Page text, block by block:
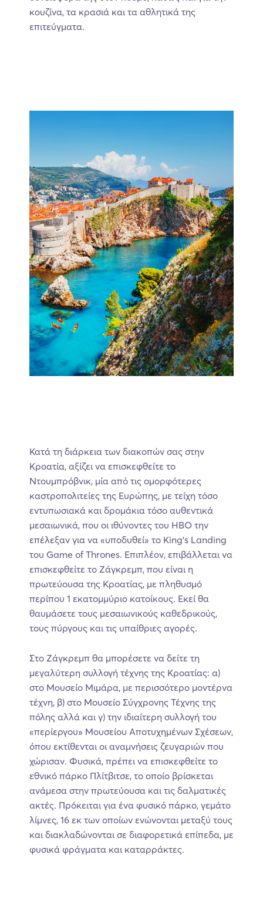
κουζίνα, τα κρασιά και τα αθλητικά της
επιτεύγματα.
Κατά τη διάρκεια των διακοπών σας στην
Κροατία, αξίζει να επισκεφθείτε το
Ντουμπρόβνικ, μία από τις ομορφότερες
καστροπολιτείες της Ευρώπης, με τείχη τόσο
εντυπωσιακά και δρομάκια τόσο αυθεντικά
μεσαιωνικά, που οι ιθύνοντες του HBO την
επέλεξαν για να «υποδυθεί» το King’s Landing
του Game of Thrones. Επιπλέον, επιβάλλεται να
επισκεφθείτε το Ζάγκρεμπ, που είναι η
πρωτεύουσα της Κροατίας, με πληθυσμό
περίπου 1 εκατομμύριο κατοίκους. Εκεί θα
θαυμάσετε τους μεσαιωνικούς καθεδρικούς,
τους πύργους και τις υπαίθριες αγορές.
Στο Ζάγκρεμπ θα μπορέσετε να δείτε τη
μεγαλύτερη συλλογή τέχνης της Κροατίας: α)
στο Μουσείο Μιμάρα, με περισσότερο μοντέρνα
τέχνη, β) στο Μουσείο Σύγχρονης Τέχνης της
πόλης αλλά και γ) την ιδιαίτερη συλλογή του
«περίεργου» Μουσείου Αποτυχημένων Σχέσεων,
όπου εκτίθενται οι αναμνήσεις ζευγαριών που
χώρισαν. Φυσικά, πρέπει να επισκεφθείτε το
εθνικό πάρκο Πλίτβιτσε, το οποίο βρίσκεται
ανάμεσα στην πρωτεύουσα και τις δαλματικές
ακτές. Πρόκειται για ένα φυσικό πάρκο, γεμάτο
λίμνες, 16 εκ των οποίων ενώνονται μεταξύ τους
και διακλαδώνονται σε διαφορετικά επίπεδα, με
φυσικά φράγματα και καταρράκτες.